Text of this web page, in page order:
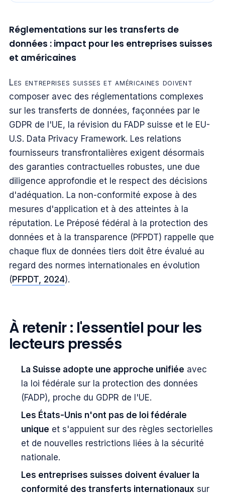
Réglementations sur les transferts de
données : impact pour les entreprises suisses
et américaines
Les entreprises suisses et américaines doivent
composer avec des réglementations complexes
sur les transferts de données, façonnées par le
GDPR de l'UE, la révision du FADP suisse et le EU-
U.S. Data Privacy Framework. Les relations
fournisseurs transfrontalières exigent désormais
des garanties contractuelles robustes, une due
diligence approfondie et le respect des décisions
d'adéquation. La non-conformité expose à des
mesures d'application et à des atteintes à la
réputation. Le Préposé fédéral à la protection des
données et à la transparence (PFPDT) rappelle que
chaque flux de données tiers doit être évalué au
regard des normes internationales en évolution
(PFPDT, 2024).
À retenir : l'essentiel pour les
lecteurs pressés
La Suisse adopte une approche unifiée avec
la loi fédérale sur la protection des données
(FADP), proche du GDPR de l'UE.
Les États-Unis n'ont pas de loi fédérale
unique et s'appuient sur des règles sectorielles
et de nouvelles restrictions liées à la sécurité
nationale.
Les entreprises suisses doivent évaluer la
conformité des transferts internationaux sur